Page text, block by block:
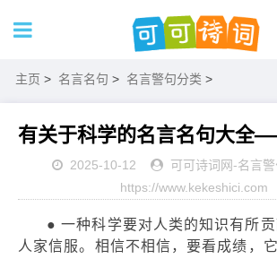
主页 > 名言名句 > 名言警句分类 >
2025-10-12 可可诗词网-名言
https://www.kekeshici.com
● 一种科学要对人类的知识有所
人家信服。相信不相信，要看成绩，